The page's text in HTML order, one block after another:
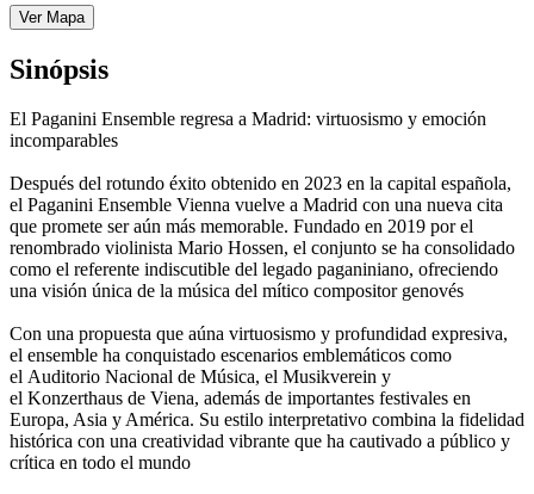
Ver Mapa
Sinópsis
El Paganini Ensemble regresa a Madrid: virtuosismo y emoción
incomparables
Después del rotundo éxito obtenido en 2023 en la capital española,
el Paganini Ensemble Vienna vuelve a Madrid con una nueva cita
que promete ser aún más memorable. Fundado en 2019 por el
renombrado violinista Mario Hossen, el conjunto se ha consolidado
como el referente indiscutible del legado paganiniano, ofreciendo
una visión única de la música del mítico compositor genovés
Con una propuesta que aúna virtuosismo y profundidad expresiva,
el ensemble ha conquistado escenarios emblemáticos como
el Auditorio Nacional de Música, el Musikverein y
el Konzerthaus de Viena, además de importantes festivales en
Europa, Asia y América. Su estilo interpretativo combina la fidelidad
histórica con una creatividad vibrante que ha cautivado a público y
crítica en todo el mundo